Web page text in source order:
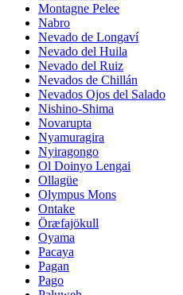
Montagne Pelee
Nabro
Nevado de Longaví
Nevado del Huila
Nevado del Ruiz
Nevados de Chillán
Nevados Ojos del Salado
Nishino-Shima
Novarupta
Nyamuragira
Nyiragongo
Ol Doinyo Lengai
Ollagüe
Olympus Mons
Ontake
Öræfajökull
Oyama
Pacaya
Pagan
Pago